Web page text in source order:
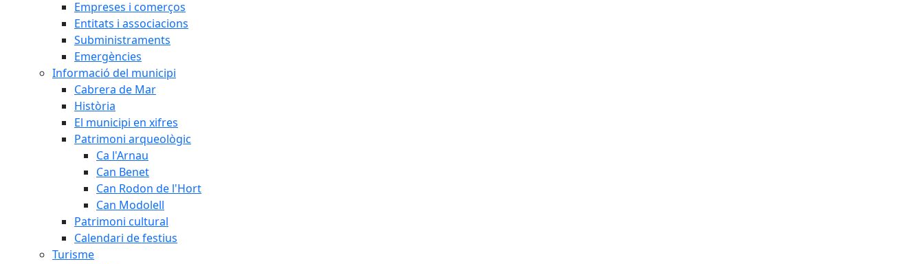
Empreses i comerços
Entitats i associacions
Subministraments
Emergències
Informació del municipi
Cabrera de Mar
Història
El municipi en xifres
Patrimoni arqueològic
Ca l'Arnau
Can Benet
Can Rodon de l'Hort
Can Modolell
Patrimoni cultural
Calendari de festius
Turisme